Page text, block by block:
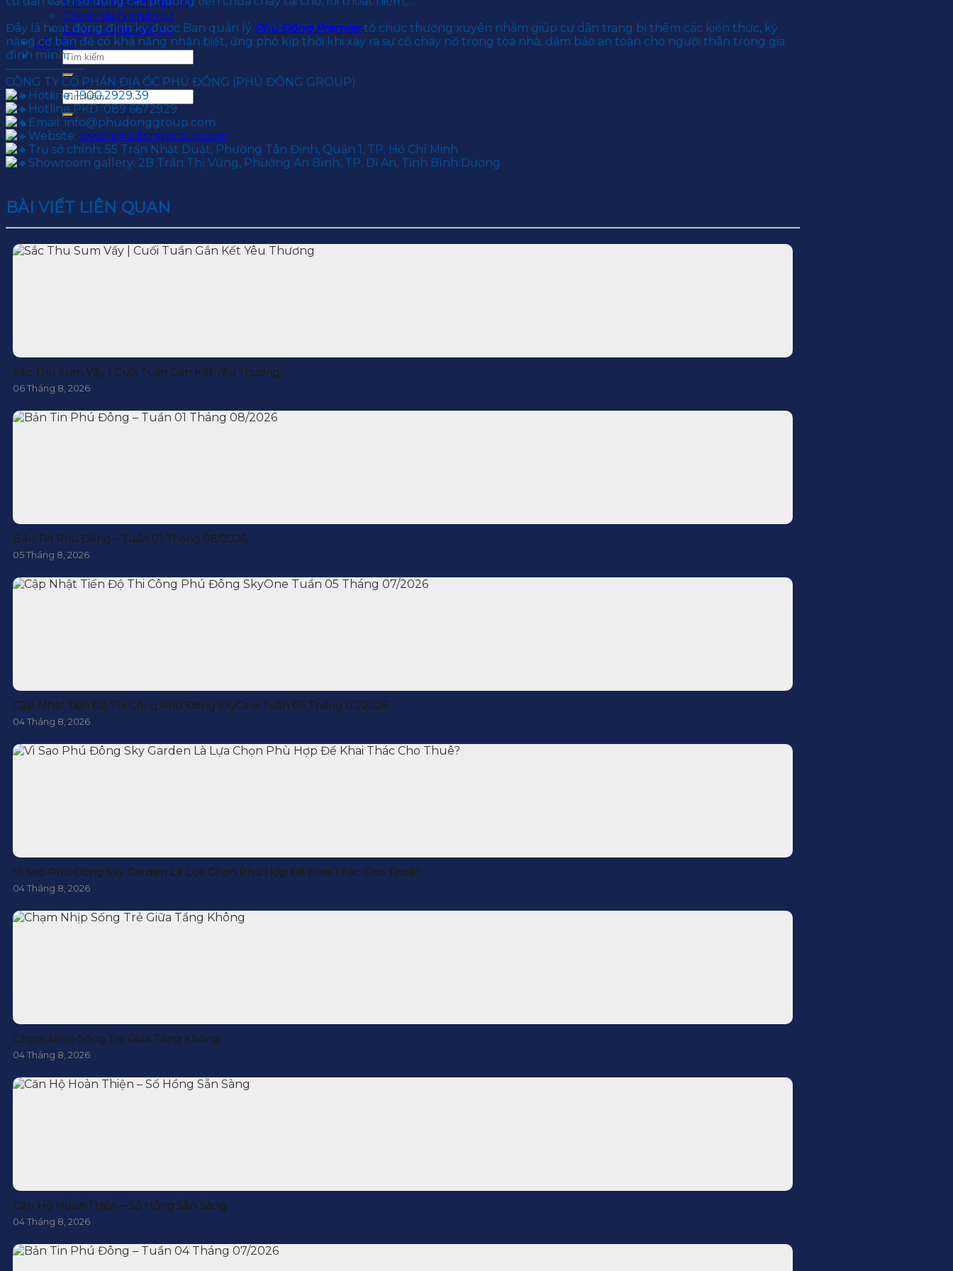
Chính sách nhân sự
Cơ hội nghề nghiệp
Liên hệ
Đây là hoạt động định kỳ được Ban quản lý Phú Đông Premiertổ chức thường xuyên nhằm giúp cư dân trang bị thêm các kiến thức, kỹ
năng cơ bản để có khả năng nhận biết, ứng phó kịp thời khi xảy ra sự cố cháy nổ trong tòa nhà, đảm bảo an toàn cho người thân trong gia
đình mình.
———————
CÔNG TY CỔ PHẦN ĐỊA ỐC PHÚ ĐÔNG (PHÚ ĐÔNG GROUP)
Hotline: 1900.2929.39
Hotline PKD: 089 6672929
Email: info@phudonggroup.com
Website: www.phudonggroup.com
Trụ sở chính: 55 Trần Nhật Duật, Phường Tân Định, Quận 1, TP. Hồ Chí Minh
Showroom gallery: 2B Trần Thị Vững, Phường An Bình, TP. Dĩ An, Tỉnh Bình Dương
BÀI VIẾT LIÊN QUAN
Sắc Thu Sum Vầy | Cuối Tuần Gắn Kết Yêu Thương
06 Tháng 8, 2026
Bản Tin Phú Đông – Tuần 01 Tháng 08/2026
05 Tháng 8, 2026
Cập Nhật Tiến Độ Thi Công Phú Đông SkyOne Tuần 05 Tháng 07/2026
04 Tháng 8, 2026
Vì Sao Phú Đông Sky Garden Là Lựa Chọn Phù Hợp Để Khai Thác Cho Thuê?
04 Tháng 8, 2026
Chạm Nhịp Sống Trẻ Giữa Tầng Không
04 Tháng 8, 2026
Căn Hộ Hoàn Thiện – Sổ Hồng Sẵn Sàng
04 Tháng 8, 2026